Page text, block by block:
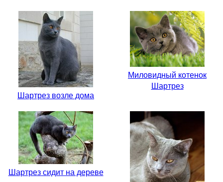
Шартрез возле дома
Миловидный котенок
Шартрез
Шартрез сидит на дереве